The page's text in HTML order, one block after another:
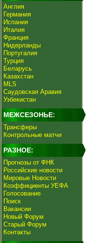
Англия
Германия
Испания
Италия
Франция
Нидерланды
Португалия
Турция
Беларусь
Казахстан
MLS
Саудовская Аравия
Узбекистан
МЕЖСЕЗОНЬЕ:
Трансферы
Контрольные матчи
РАЗНОЕ:
Прогнозы от ФНК
Российские новости
Мировые Новости
Коэффициенты УЕФА
Голосование
Поиск
Вакансии
Новый Форум
Старый Форум
Контакты